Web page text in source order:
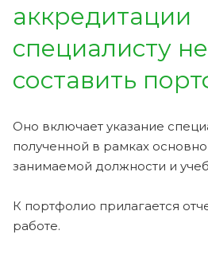
аккредитации
специалисту
составить
Оно включает указание
полученной в рамках
занимаемой должности и
К портфолио прилагается
работе.